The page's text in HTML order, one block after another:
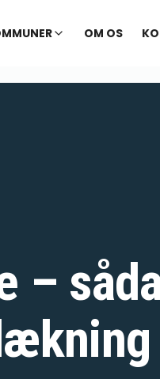
OM OS
–